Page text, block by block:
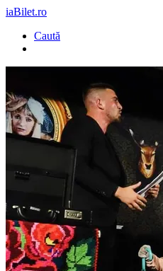
iaBilet.ro
Caută